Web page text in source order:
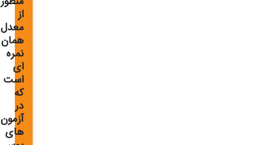
از
معدل
همان
نمره
ای
است
که
در
آزمون
های